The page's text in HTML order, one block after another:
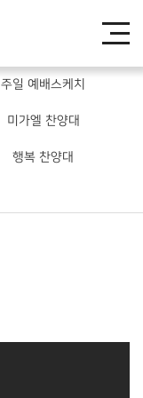
주일 예배스케치
미가엘 찬양대
행복 찬양대